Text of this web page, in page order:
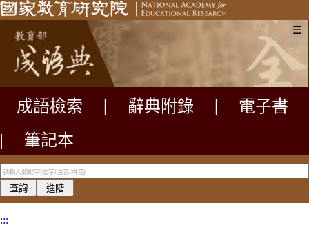
☰
成語檢索 辭典附錄
電子書
|
筆記本
:::